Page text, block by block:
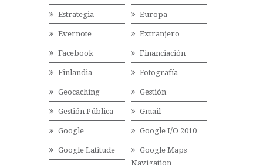
Estrategia Europa
Evernote Extranjero
Facebook Financiación
Finlandia Fotografía
Geocaching Gestión
Gestión Pública Gmail
Google Google I/O 2010
Google Latitude
Google Maps
Navigation